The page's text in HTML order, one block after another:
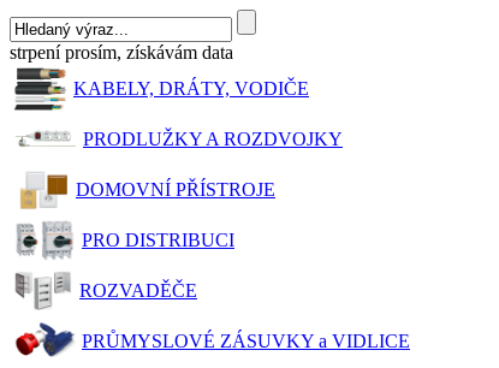
strpení prosím, získávám data
KABELY, DRÁTY, VODIČE
PRODLUŽKY A ROZDVOJKY
DOMOVNÍ PŘÍSTROJE
PRO DISTRIBUCI
ROZVADĚČE
PRŮMYSLOVÉ ZÁSUVKY a VIDLICE